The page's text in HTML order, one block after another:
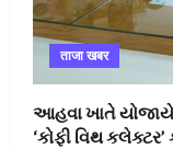
ताजा खबर
આહવા ખાતે
‘કોફી વિથ